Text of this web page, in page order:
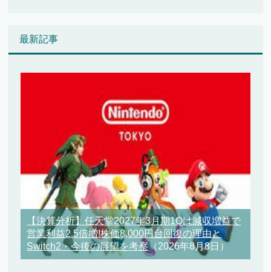
最新記事
【決算分析】任天堂2027年3月期1Qは減収増益で
営業利益2.5倍増!株価8,000円台回復の理由と
Switch2・今後の展望を考察（2026年8月8日）